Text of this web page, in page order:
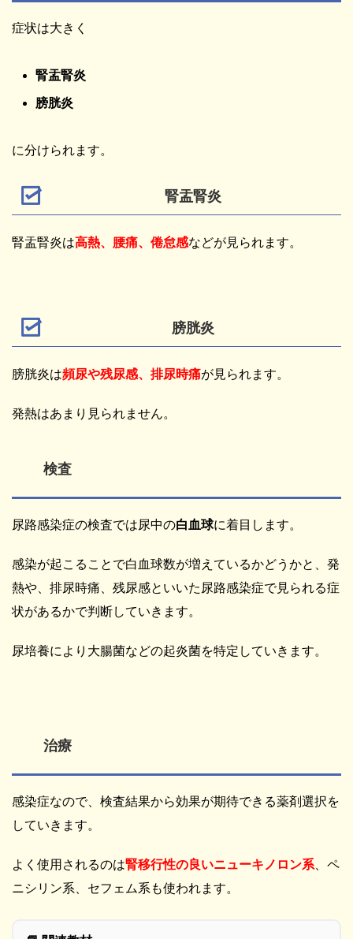
症状は大きく
腎盂腎炎
膀胱炎
に分けられます。
腎盂腎炎
腎盂腎炎は高熱、腰痛、倦怠感などが見られます。
膀胱炎
膀胱炎は頻尿や残尿感、排尿時痛が見られます。
発熱はあまり見られません。
検査
尿路感染症の検査では尿中の白血球に着目します。
感染が起こることで白血球数が増えているかどうかと、発
熱や、排尿時痛、残尿感といいた尿路感染症で見られる症
状があるかで判断していきます。
尿培養により大腸菌などの起炎菌を特定していきます。
治療
感染症なので、検査結果から効果が期待できる薬剤選択を
していきます。
よく使用されるのは腎移行性の良いニューキノロン系 、ペ
ニシリン系、セフェム系も使われます。